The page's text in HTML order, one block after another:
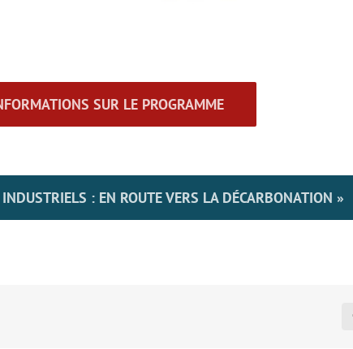
SUR LE PROGRAMME
: EN ROUTE VERS LA DÉCARBONATION »